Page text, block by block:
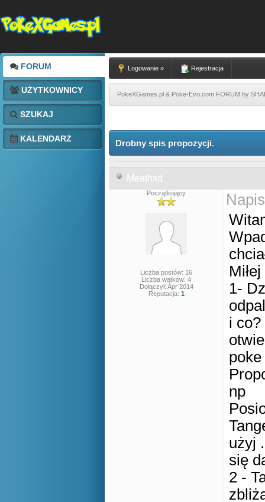
FORUM
UŻYTKOWNICY
SZUKAJ
KALENDARZ
Logowanie » Rejestracja
PokeXGames.pl & Poke-Evo.com FORUM by
Drobny spis propozycji.
Meathxd
Początkujący
Liczba postów: 16
Liczba wątków: 4
Dołączył: Apr 2014
Reputacja: 1
1-
i co?
np
użyj
się
2 -